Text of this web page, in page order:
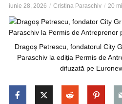
iunie 28, 2026 Cristina Paraschiv 20
Dragoș Petrescu, fondatorul City
Paraschiv la ediția Permis de
difuzată pe